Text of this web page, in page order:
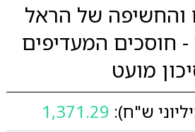
והחשיפה של הראל
- חוסכים המעדיפים
מועט
ש"ח): 1,371.29